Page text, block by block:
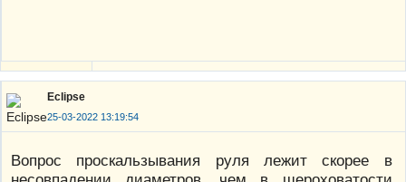
Eclipse
25-03-2022 13:19:54
Вопрос проскальзывания руля лежит скорее в